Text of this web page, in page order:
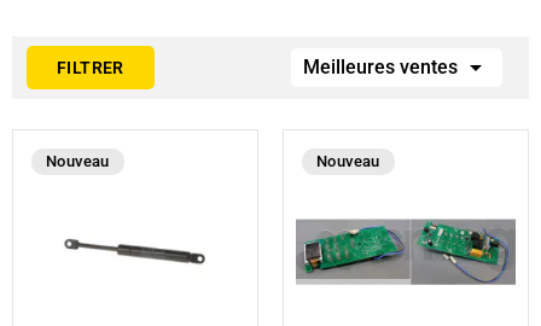
FILTRER Meilleures ventes 
Nouveau Nouveau